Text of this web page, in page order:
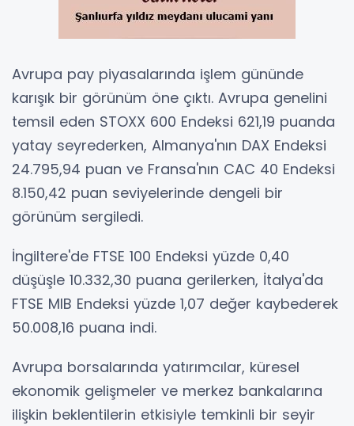
Avrupa pay piyasalarında işlem gününde
karışık bir görünüm öne çıktı. Avrupa genelini
temsil eden STOXX 600 Endeksi 621,19 puanda
yatay seyrederken, Almanya'nın DAX Endeksi
24.795,94 puan ve Fransa'nın CAC 40 Endeksi
8.150,42 puan seviyelerinde dengeli bir
görünüm sergiledi.
İngiltere'de FTSE 100 Endeksi yüzde 0,40
düşüşle 10.332,30 puana gerilerken, İtalya'da
FTSE MIB Endeksi yüzde 1,07 değer kaybederek
50.008,16 puana indi.
Avrupa borsalarında yatırımcılar, küresel
ekonomik gelişmeler ve merkez bankalarına
ilişkin beklentilerin etkisiyle temkinli bir seyir